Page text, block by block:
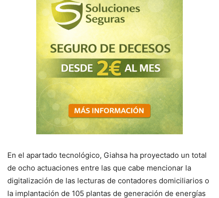
En el apartado tecnológico, Giahsa ha proyectado un total
de ocho actuaciones entre las que cabe mencionar la
digitalización de las lecturas de contadores domiciliarios o
la implantación de 105 plantas de generación de energías